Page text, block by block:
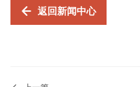
返回新闻中心